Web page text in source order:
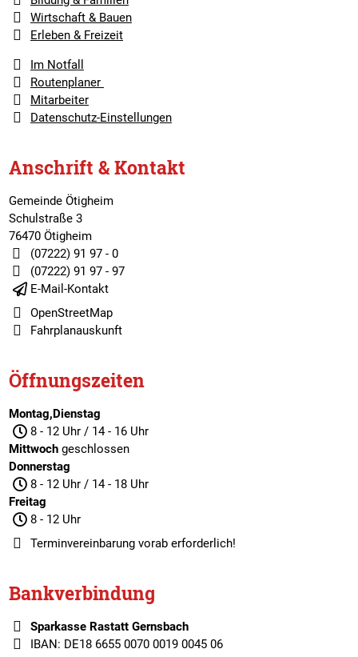
Wirtschaft & Bauen
Erleben & Freizeit
Im Notfall
Routenplaner
Mitarbeiter
Datenschutz-Einstellungen
Anschrift & Kontakt
Gemeinde Ötigheim
Schulstraße 3
76470 Ötigheim
(07222) 91 97 - 0
(07222) 91 97 - 97
E-Mail-Kontakt
OpenStreetMap
Fahrplanauskunft
Öffnungszeiten
Montag,Dienstag
8 - 12 Uhr / 14 - 16 Uhr
Mittwochgeschlossen
Donnerstag
8 - 12 Uhr / 14 - 18 Uhr
Freitag
8 - 12 Uhr
Terminvereinbarungvorab erforderlich!
Bankverbindung
Sparkasse Rastatt Gernsbach
IBAN: DE18 6655 0070 0019 0045 06